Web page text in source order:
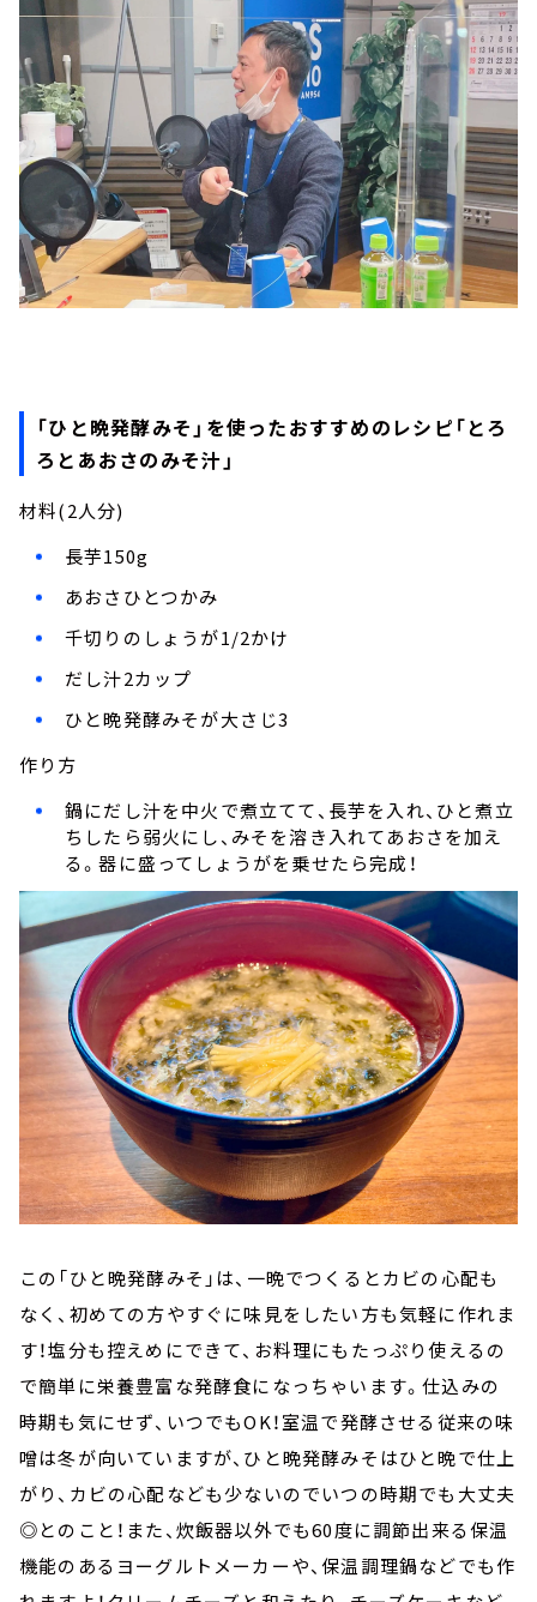
「ひと晩発酵みそ」を使ったおすすめのレシピ「とろ
ろとあおさのみそ汁」
材料(2人分)
長芋150g
あおさひとつかみ
千切りのしょうが1/2かけ
だし汁2カップ
ひと晩発酵みそが大さじ3
作り方
鍋にだし汁を中火で煮立てて、長芋を入れ、ひと煮立
ちしたら弱火にし、みそを溶き入れてあおさを加え
る。器に盛ってしょうがを乗せたら完成！
この「ひと晩発酵みそ」は、一晩でつくるとカビの心配も
なく、初めての方やすぐに味見をしたい方も気軽に作れま
す！塩分も控えめにできて、お料理にもたっぷり使えるの
で簡単に栄養豊富な発酵食になっちゃいます。仕込みの
時期も気にせず、いつでもOK！室温で発酵させる従来の味
噌は冬が向いていますが、ひと晩発酵みそはひと晩で仕上
がり、カビの心配なども少ないのでいつの時期でも大丈夫
◎とのこと！また、炊飯器以外でも60度に調節出来る保温
機能のあるヨーグルトメーカーや、保温調理鍋などでも作